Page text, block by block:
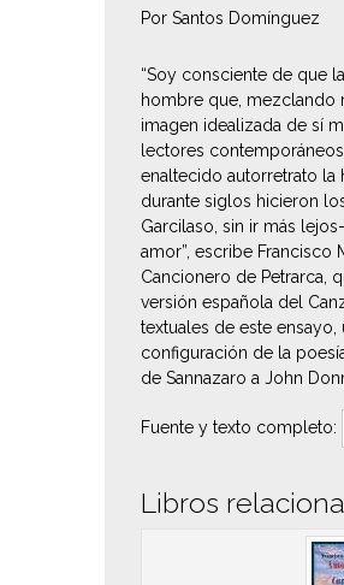
Por Santos Domínguez
“Soy consciente de que
hombre que, mezclando
imagen idealizada de sí
lectores
enaltecido autorretrato la
durante siglos hicieron
Garcilaso, sin ir más
amor”, escribe
Cancionero de Petrarca,
versión española del
textuales de este
configuración de la
de Sannazaro a John
Fuente y texto completo:
Libros